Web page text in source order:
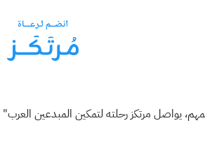
يواصل مرتكز رحلته لتمكين المبدعين العرب"